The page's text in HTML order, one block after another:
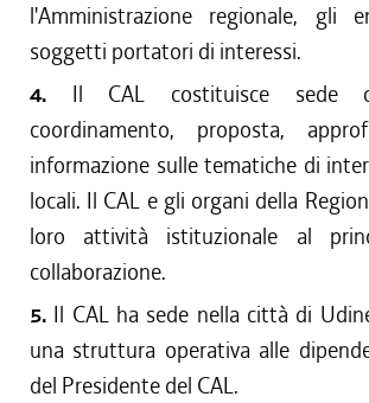
l'Amministrazione regionale,
soggetti portatori di interessi.
4. Il CAL costituisce sede
coordinamento, proposta,
informazione sulle tematiche di
locali. Il CAL e gli organi della
loro attività istituzionale al
collaborazione.
5. Il CAL ha sede nella città di
una struttura operativa alle
del Presidente del CAL.